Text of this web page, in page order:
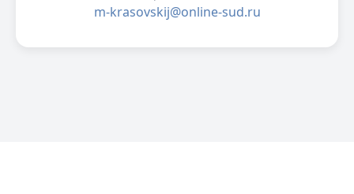
m-krasovskij@online-sud.ru